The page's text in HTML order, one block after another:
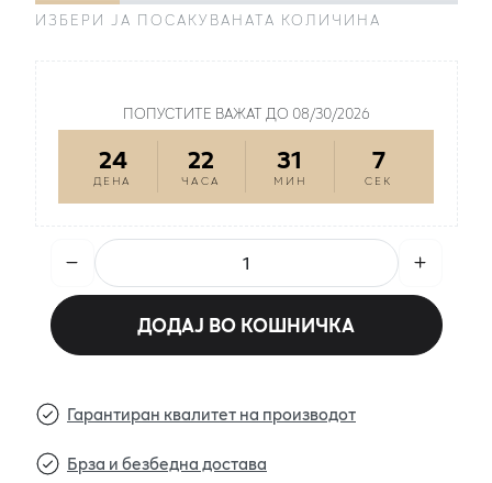
ИЗБЕРИ ЈА ПОСАКУВАНАТА КОЛИЧИНА
ПОПУСТИТЕ ВАЖАТ ДО 08/30/2026
24
ДЕНА
22
ЧАСА
31
МИН
7
СЕК
ДОДАЈ ВО КОШНИЧКА
Гарантиран квалитет на производот
Брза и безбедна достава